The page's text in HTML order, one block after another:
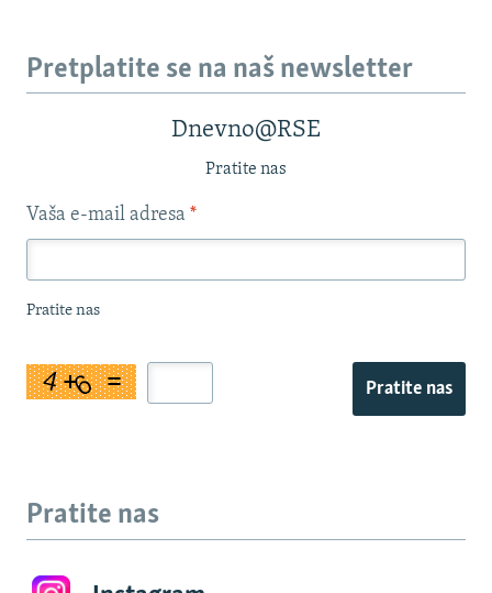
Pretplatite se na naš newsletter
Dnevno@RSE
Pratite nas
Vaša e-mail adresa *
Pratite nas
Pratite nas
Pratite nas